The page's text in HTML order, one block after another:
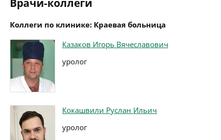
Врачи-коллеги
Коллеги по клинике: Краевая больница
Казаков Игорь Вячеславович
уролог
Кокашвили Руслан Ильич
уролог